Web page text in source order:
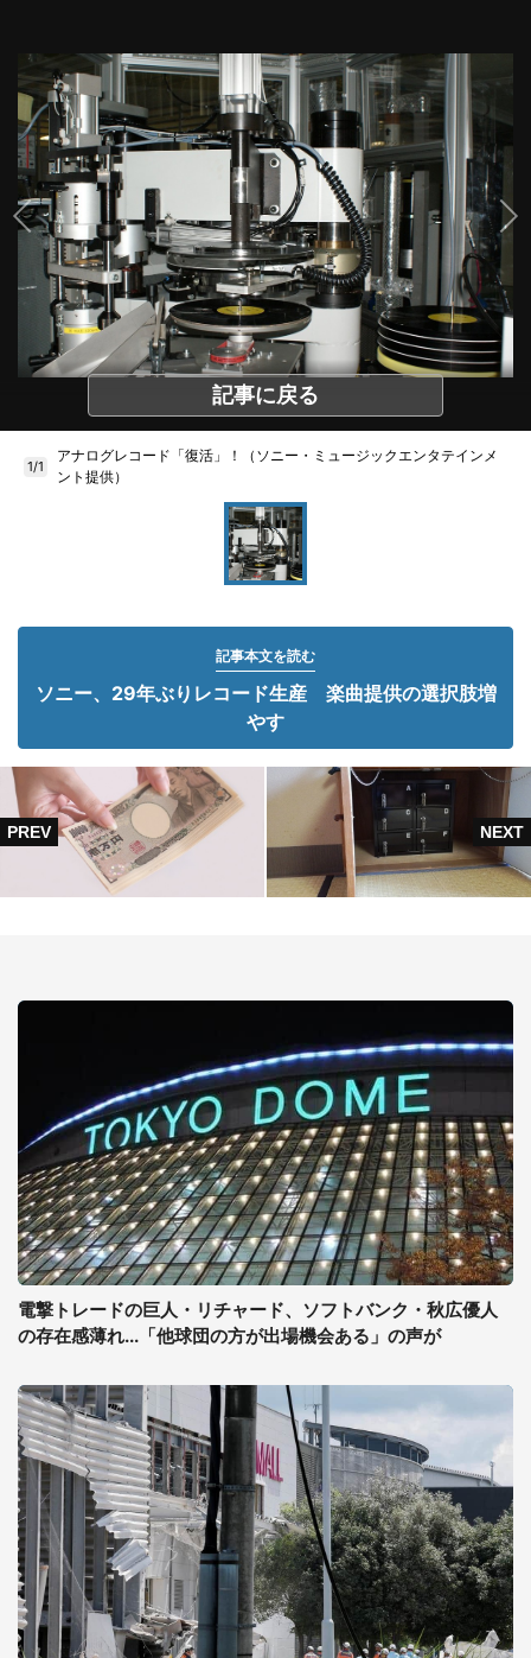
記事に戻る
1/1
アナログレコード「復活」！（ソニー・ミュージックエンタテインメ
ント提供）
記事本文を読む
ソニー、29年ぶりレコード生産 楽曲提供の選択肢増
やす
電撃トレードの巨人・リチャード、ソフトバンク・秋広優人
の存在感薄れ...「他球団の方が出場機会ある」の声が